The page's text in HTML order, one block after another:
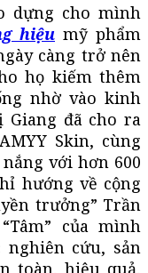
dựng cho mình
hiệu mỹ phẩm
càng trở nên
họ kiếm thêm
nhờ vào kinh
Giang đã cho ra
Skin, cùng
với hơn 600
hướng về cộng
trưởng” Trần
của mình
cứu, sản
toàn, hiệu quả,